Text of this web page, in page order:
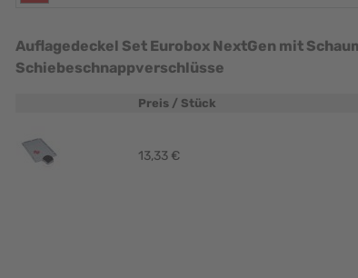
Auflagedeckel Set Eurobox NextGen mit
Schiebeschnappverschlüsse
Preis / Stück
13,33 €